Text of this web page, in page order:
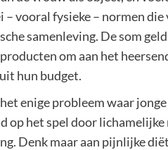
– vooral fysieke – normen
samenleving. De som
om aan het
hun budget.
enige probleem waar
op het spel door
Denk maar aan pijnlijke